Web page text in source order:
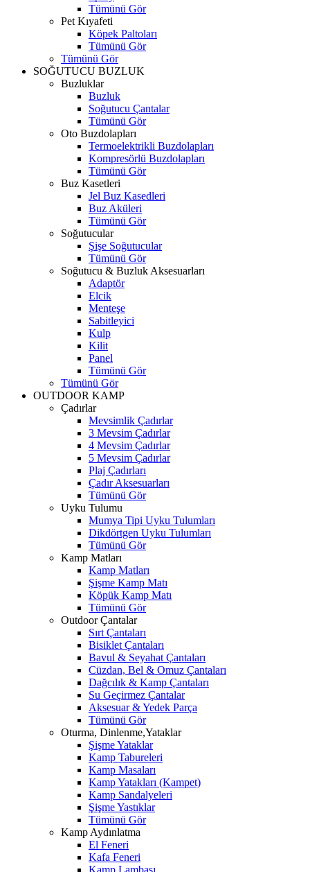
Tümünü Gör
Pet Kıyafeti
Köpek Paltoları
Tümünü Gör
Tümünü Gör
SOĞUTUCU BUZLUK
Buzluklar
Buzluk
Soğutucu Çantalar
Tümünü Gör
Oto Buzdolapları
Termoelektrikli Buzdolapları
Kompresörlü Buzdolapları
Tümünü Gör
Buz Kasetleri
Jel Buz Kasedleri
Buz Aküleri
Tümünü Gör
Soğutucular
Şişe Soğutucular
Tümünü Gör
Soğutucu & Buzluk Aksesuarları
Adaptör
Elcik
Menteşe
Sabitleyici
Kulp
Kilit
Panel
Tümünü Gör
Tümünü Gör
OUTDOOR KAMP
Çadırlar
Mevsimlik Çadırlar
3 Mevsim Çadırlar
4 Mevsim Çadırlar
5 Mevsim Çadırlar
Plaj Çadırları
Çadır Aksesuarları
Tümünü Gör
Uyku Tulumu
Mumya Tipi Uyku Tulumları
Dikdörtgen Uyku Tulumları
Tümünü Gör
Kamp Matları
Kamp Matları
Şişme Kamp Matı
Köpük Kamp Matı
Tümünü Gör
Outdoor Çantalar
Sırt Çantaları
Bisiklet Çantaları
Bavul & Seyahat Çantaları
Cüzdan, Bel & Omuz Çantaları
Dağcılık & Kamp Çantaları
Su Geçirmez Çantalar
Aksesuar & Yedek Parça
Tümünü Gör
Oturma, Dinlenme,Yataklar
Şişme Yataklar
Kamp Tabureleri
Kamp Masaları
Kamp Yatakları (Kampet)
Kamp Sandalyeleri
Şişme Yastıklar
Tümünü Gör
Kamp Aydınlatma
El Feneri
Kafa Feneri
Kamp Lambası